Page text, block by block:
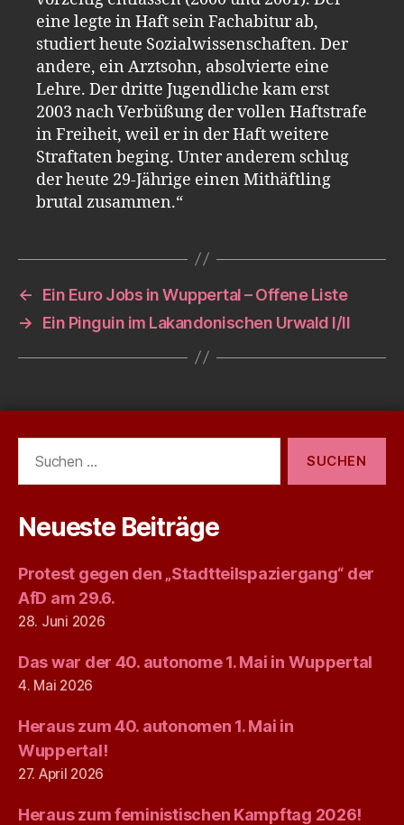
eine legte in Haft sein Fachabitur ab,
studiert heute Sozialwissenschaften. Der
andere, ein Arztsohn, absolvierte eine
Lehre. Der dritte Jugendliche kam erst
2003 nach Verbüßung der vollen Haftstrafe
in Freiheit, weil er in der Haft weitere
Straftaten beging. Unter anderem schlug
der heute 29-Jährige einen Mithäftling
brutal zusammen.“
←
Ein Euro Jobs in Wuppertal – Offene Liste
→
Ein Pinguin im Lakandonischen Urwald I/II
nach:
Neueste Beiträge
Protest gegen den „Stadtteilspaziergang“ der
AfD am 29.6.
28. Juni 2026
Das war der 40. autonome 1. Mai in Wuppertal
4. Mai 2026
Heraus zum 40. autonomen 1. Mai in
Wuppertal!
27. April 2026
Heraus zum feministischen Kampftag 2026!